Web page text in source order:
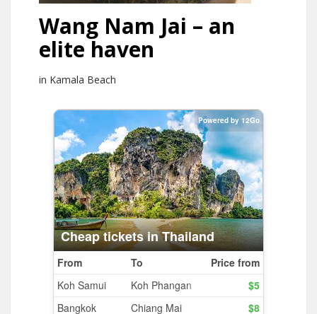
Wang Nam Jai – an
elite haven
in Kamala Beach